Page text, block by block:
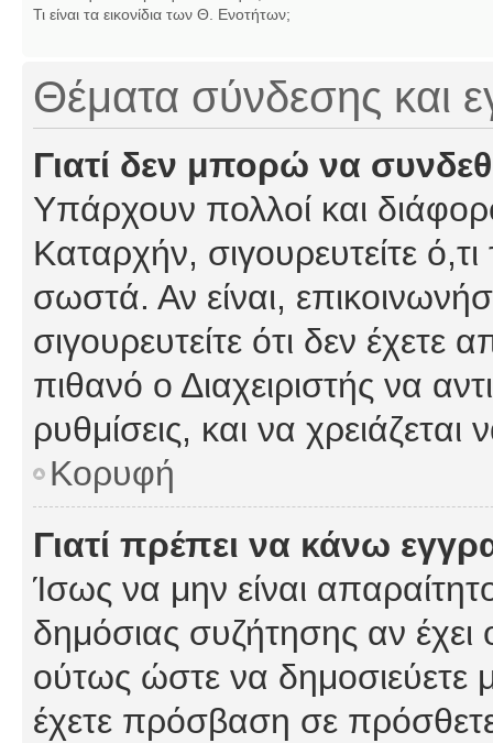
Τι είναι τα εικονίδια των Θ. Ενοτήτων;
Θέματα σύνδεσης και
Γιατί δεν μπορώ να
Υπάρχουν πολλοί και
Καταρχήν, σιγουρευτείτε
σωστά. Αν είναι,
σιγουρευτείτε ότι δεν έχετε
πιθανό ο Διαχειριστής να
ρυθμίσεις, και να χρειάζεται
Κορυφή
Γιατί πρέπει να κάνω
Ίσως να μην είναι
δημόσιας συζήτησης αν έχει
ούτως ώστε να δημοσιεύετε
έχετε πρόσβαση σε